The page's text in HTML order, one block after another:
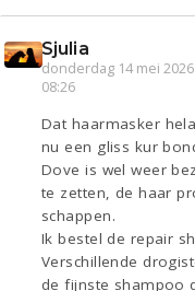
Sjulia
donderdag 14 mei
08:26
Dat haarmasker
nu een gliss kur
Dove is wel weer
te zetten, de haar
schappen.
Ik bestel de repair
Verschillende
de fijnste shampoo